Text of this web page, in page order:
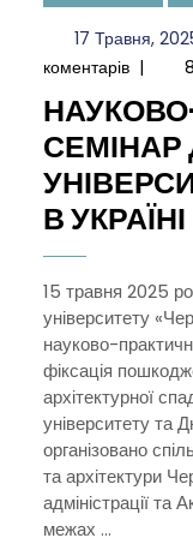
17 Травня,
коментарів |
СЕМІНАР
В УКРАЇНІ
15 травня 2025 року на базі Національного
університету
науково-
фіксація
архітектурної
університету та
організовано
та архітектури
адміністрації та
межах ...